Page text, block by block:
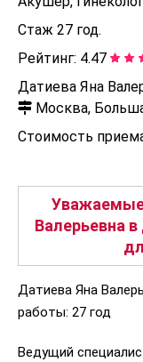
Стаж 27 год.
Рейтинг: 4.47
Датиева Яна
Москва,
Стоимость
Уважаемые
Валерьевна
Датиева Яна
работы: 27 год
Ведущий